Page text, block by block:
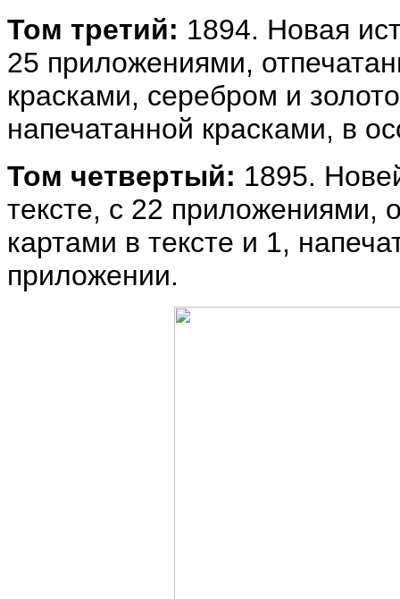
Том третий: 1894. Новая
25 приложениями,
красками, серебром и
напечатанной красками, в
Том четвертый: 1895.
тексте, с 22 приложениями,
картами в тексте и 1,
приложении.